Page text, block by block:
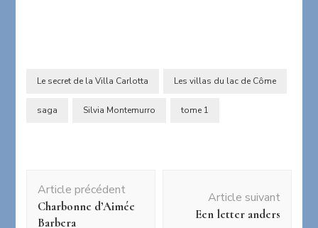
Le secret de la Villa Carlotta Les villas du lac de Côme
saga Silvia Montemurro tome 1
d'article
Article précédent
Charbonne d’Aimée
Barbera
Article suivant
Een letter anders